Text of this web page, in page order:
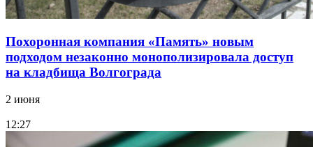
Похоронная компания «Память» новым
подходом незаконно монополизировала доступ
на кладбища Волгограда
2 июня
12:27